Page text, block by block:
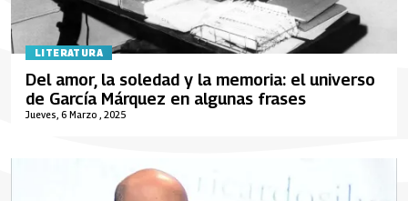
LITERATURA
Jueves, 6 Marzo , 2025
Del amor, la soledad y la memoria: el universo
de García Márquez en algunas frases